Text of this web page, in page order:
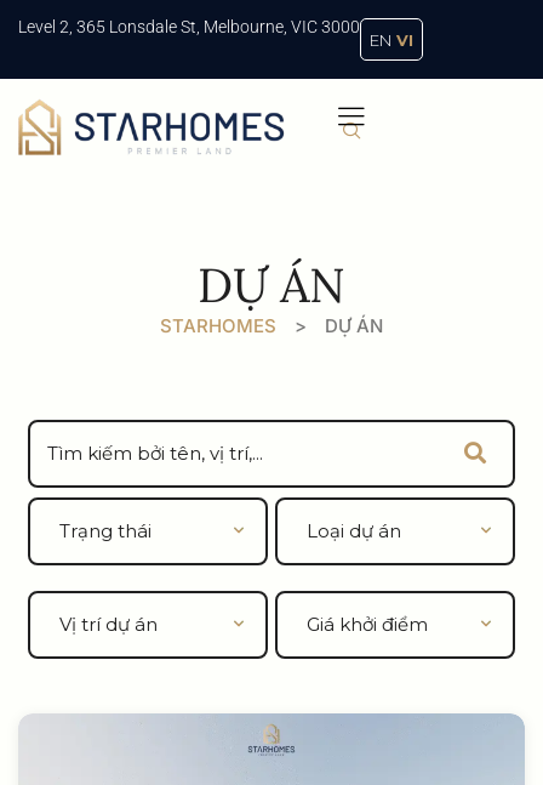
Level 2, 365 Lonsdale St, Melbourne, VIC 3000
EN VI
DỰ ÁN
STARHOMES > DỰ ÁN